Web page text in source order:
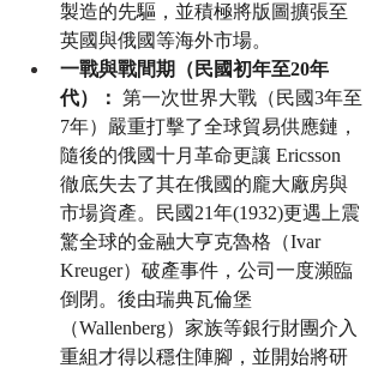
製造的先驅，並積極將版圖擴張至
英國與俄國等海外市場。
一戰與戰間期（民國初年至20年
代）： 第一次世界大戰（民國3年至
7年）嚴重打擊了全球貿易供應鏈，
隨後的俄國十月革命更讓 Ericsson
徹底失去了其在俄國的龐大廠房與
市場資產。民國21年(1932)更遇上震
驚全球的金融大亨克魯格（Ivar
Kreuger）破產事件，公司一度瀕臨
倒閉。後由瑞典瓦倫堡
（Wallenberg）家族等銀行財團介入
重組才得以穩住陣腳，並開始將研